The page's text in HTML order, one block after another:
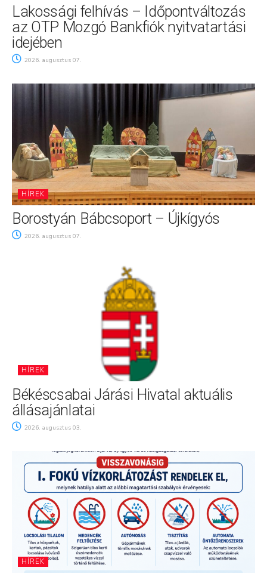
Lakossági felhívás – Időpontváltozás
az OTP Mozgó Bankfiók nyitvatartási
idejében
2026. augusztus 07.
HÍREK
Borostyán Bábcsoport – Újkígyós
2026. augusztus 07.
HÍREK
Békéscsabai Járási Hivatal aktuális
állásajánlatai
2026. augusztus 03.
HÍREK